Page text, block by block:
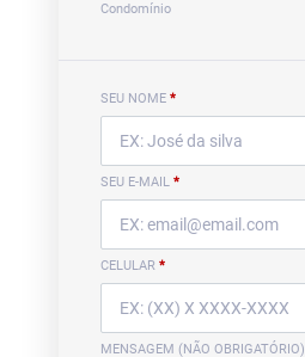
Condomínio
SEU NOME *
SEU E-MAIL *
CELULAR *
MENSAGEM (NÃO OBRIGATÓRIO)